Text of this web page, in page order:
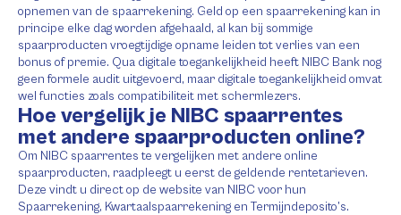
opnemen van de spaarrekening. Geld op een spaarrekening kan in
principe elke dag worden afgehaald, al kan bij sommige
spaarproducten vroegtijdige opname leiden tot verlies van een
bonus of premie. Qua digitale toegankelijkheid heeft NIBC Bank nog
geen formele audit uitgevoerd, maar digitale toegankelijkheid omvat
wel functies zoals compatibiliteit met schermlezers.
Hoe vergelijk je NIBC spaarrentes
met andere spaarproducten online?
Om NIBC spaarrentes te vergelijken met andere online
spaarproducten, raadpleegt u eerst de geldende rentetarieven.
Deze vindt u direct op de website van NIBC voor hun
Spaarrekening, Kwartaalspaarrekening en Termijndeposito’s.